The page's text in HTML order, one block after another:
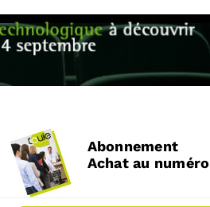
Abonnement
Achat au numéro